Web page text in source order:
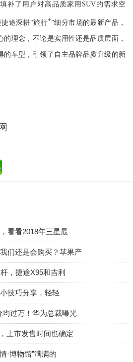
补了用户对高品质家用SUV的需求空
途深耕“旅行+”细分市场的最新产品，
理念，不论是实用性还是品质层面，
的车型，引领了自主品牌品质升级的新
看看2018年三星最
们还是会购买？苹果产
，捷途X95和吉利
技巧分享，轻轻
过万！华为总裁曝光
上市发售时间也确定
·博物馆”满满的